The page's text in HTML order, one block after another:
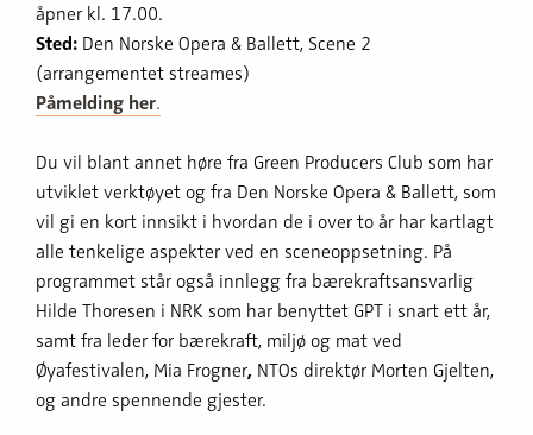
åpner kl. 17.00.
Sted: Den Norske Opera & Ballett, Scene 2
(arrangementet streames)
Påmelding her.
Du vil blant annet høre fra Green Producers Club som har
utviklet verktøyet og fra Den Norske Opera & Ballett, som
vil gi en kort innsikt i hvordan de i over to år har kartlagt
alle tenkelige aspekter ved en sceneoppsetning. På
programmet står også innlegg fra bærekraftsansvarlig
Hilde Thoresen i NRK som har benyttet GPT i snart ett år,
samt fra leder for bærekraft, miljø og mat ved
Øyafestivalen, Mia Frogner, NTOs direktør Morten Gjelten,
og andre spennende gjester.